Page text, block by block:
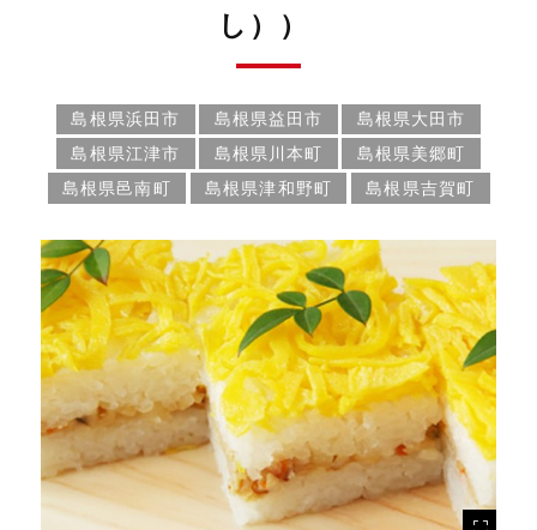
し））
島根県浜田市 島根県益田市
島根県大田市
島根県江津市
島根県川本町
島根県美郷町
島根県邑南町
島根県津和野町 島根県吉賀町